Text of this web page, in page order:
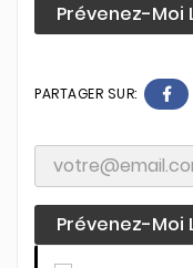
Prévenez-Moi
PARTAGER SUR:
Prévenez-Moi